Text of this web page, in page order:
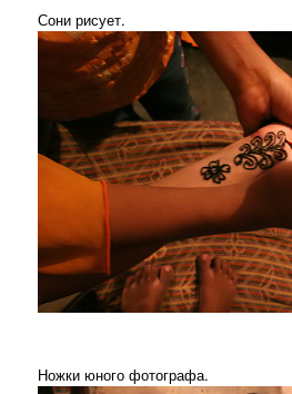
Сони рисует.
Ножки юного фотографа.